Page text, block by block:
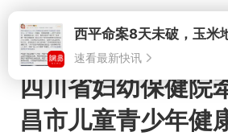
速看最新快讯
四川省妇幼保健院
昌市儿童青少年健